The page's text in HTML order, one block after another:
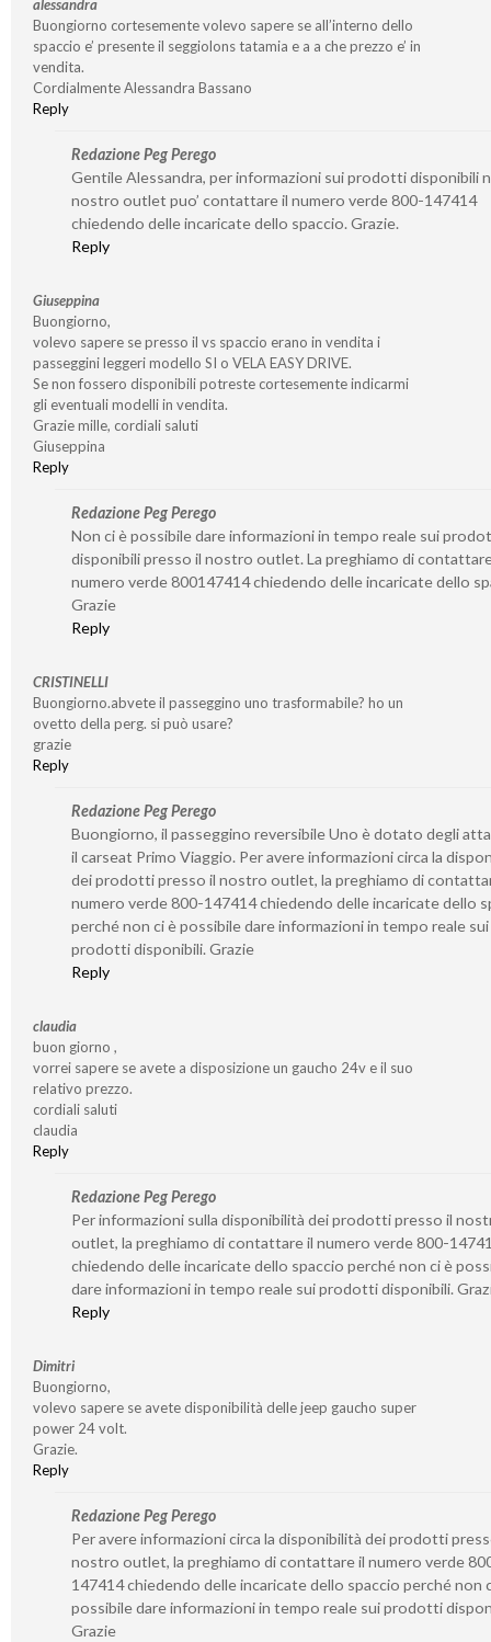
alessandra
Buongiorno cortesemente volevo sapere se all’interno dello
spaccio e’ presente il seggiolons tatamia e a a che prezzo e’ in
vendita.
Cordialmente Alessandra Bassano
Reply
Redazione Peg Perego
Gentile Alessandra, per informazioni sui prodotti disponibili
nostro outlet puo’ contattare il numero verde 800-147414
chiedendo delle incaricate dello spaccio. Grazie.
Reply
Giuseppina
Buongiorno,
volevo sapere se presso il vs spaccio erano in vendita i
passeggini leggeri modello SI o VELA EASY DRIVE.
Se non fossero disponibili potreste cortesemente indicarmi
gli eventuali modelli in vendita.
Grazie mille, cordiali saluti
Giuseppina
Reply
Redazione Peg Perego
Non ci è possibile dare informazioni in tempo reale sui
disponibili presso il nostro outlet. La preghiamo di
numero verde 800147414 chiedendo delle incaricate dello
Grazie
Reply
CRISTINELLI
Buongiorno.abvete il passeggino uno trasformabile? ho un
ovetto della perg. si può usare?
grazie
Reply
Redazione Peg Perego
Buongiorno, il passeggino reversibile Uno è dotato degli
il carseat Primo Viaggio. Per avere informazioni circa la
dei prodotti presso il nostro outlet, la preghiamo di
numero verde 800-147414 chiedendo delle incaricate dello
perché non ci è possibile dare informazioni in tempo reale sui
prodotti disponibili. Grazie
Reply
claudia
buon giorno ,
vorrei sapere se avete a disposizione un gaucho 24v e il suo
relativo prezzo.
cordiali saluti
claudia
Reply
Redazione Peg Perego
Per informazioni sulla disponibilità dei prodotti presso il
outlet, la preghiamo di contattare il numero verde 800-
chiedendo delle incaricate dello spaccio perché non ci è
dare informazioni in tempo reale sui prodotti disponibili.
Reply
Dimitri
Buongiorno,
volevo sapere se avete disponibilità delle jeep gaucho super
power 24 volt.
Grazie.
Reply
Redazione Peg Perego
Per avere informazioni circa la disponibilità dei prodotti
nostro outlet, la preghiamo di contattare il numero verde
147414 chiedendo delle incaricate dello spaccio perché non
possibile dare informazioni in tempo reale sui prodotti
Grazie